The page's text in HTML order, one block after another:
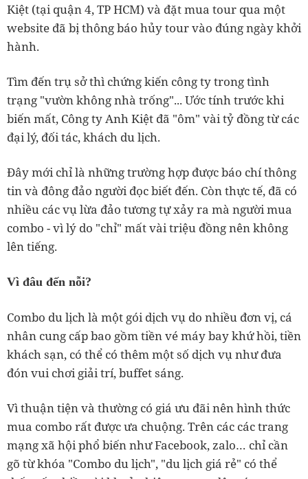
Kiệt (tại quận 4, TP HCM) và đặt mua tour qua một
website đã bị thông báo hủy tour vào đúng ngày khởi
hành.
Tìm đến trụ sở thì chứng kiến công ty trong tình
trạng "vườn không nhà trống"... Ước tính trước khi
biến mất, Công ty Anh Kiệt đã "ôm" vài tỷ đồng từ các
đại lý, đối tác, khách du lịch.
Đây mới chỉ là những trường hợp được báo chí thông
tin và đông đảo người đọc biết đến. Còn thực tế, đã có
nhiều các vụ lừa đảo tương tự xảy ra mà người mua
combo - vì lý do "chỉ" mất vài triệu đồng nên không
lên tiếng.
Vì đâu đến nỗi?
Combo du lịch là một gói dịch vụ do nhiều đơn vị, cá
nhân cung cấp bao gồm tiền vé máy bay khứ hồi, tiền
khách sạn, có thể có thêm một số dịch vụ như đưa
đón vui chơi giải trí, buffet sáng.
Vì thuận tiện và thường có giá ưu đãi nên hình thức
mua combo rất được ưa chuộng. Trên các các trang
mạng xã hội phổ biến như Facebook, zalo… chỉ cần
gõ từ khóa "Combo du lịch", "du lịch giá rẻ" có thể